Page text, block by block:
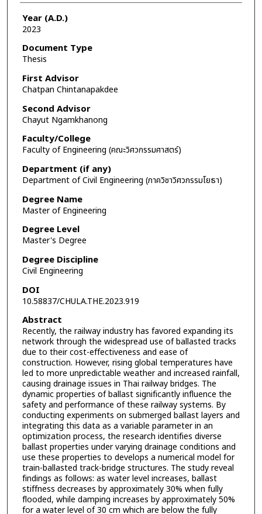
Year (A.D.)
2023
Document Type
Thesis
First Advisor
Chatpan Chintanapakdee
Second Advisor
Chayut Ngamkhanong
Faculty/College
Faculty of Engineering (คณะวิศวกรรมศาสตร์)
Department (if any)
Department of Civil Engineering (ภาควิชาวิศวกรรมโยธา)
Degree Name
Master of Engineering
Degree Level
Master's Degree
Degree Discipline
Civil Engineering
DOI
10.58837/CHULA.THE.2023.919
Abstract
Recently, the railway industry has favored expanding its
network through the widespread use of ballasted tracks
due to their cost-effectiveness and ease of
construction. However, rising global temperatures have
led to more unpredictable weather and increased rainfall,
causing drainage issues in Thai railway bridges. The
dynamic properties of ballast significantly influence the
safety and performance of these railway systems. By
conducting experiments on submerged ballast layers and
integrating this data as a variable parameter in an
optimization process, the research identifies diverse
ballast properties under varying drainage conditions and
use these properties to develops a numerical model for
train-ballasted track-bridge structures. The study reveal
findings as follows: as water level increases, ballast
stiffness decreases by approximately 30% when fully
flooded, while damping increases by approximately 50%
for a water level of 30 cm which are below the fully